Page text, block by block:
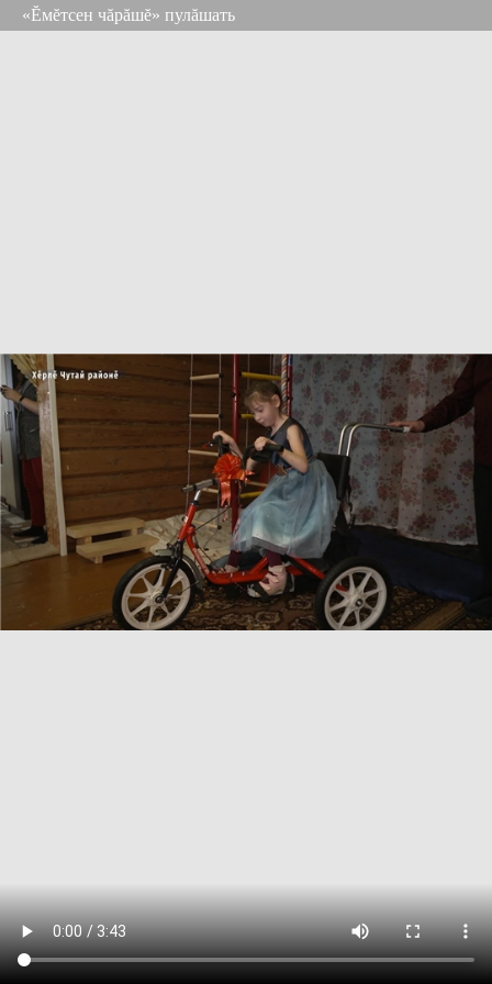
«Ĕмĕтсен чăрăшĕ» пулăшать